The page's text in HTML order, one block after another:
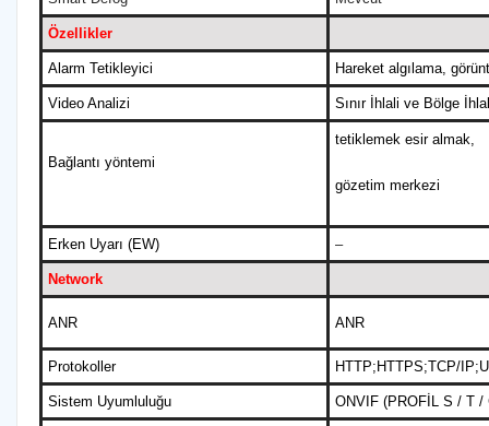
Özellikler
Alarm Tetikleyici Hareket algılama,
Video Analizi Sınır İhlali ve Bölge
Bağlantı yöntemi
tetiklemek esir almak,
gözetim merkezi
Erken Uyarı (EW) –
Network
ANR ANR
Protokoller HTTP;HTTPS;TCP/
Sistem Uyumluluğu ONVIF (PROFİL S / T /